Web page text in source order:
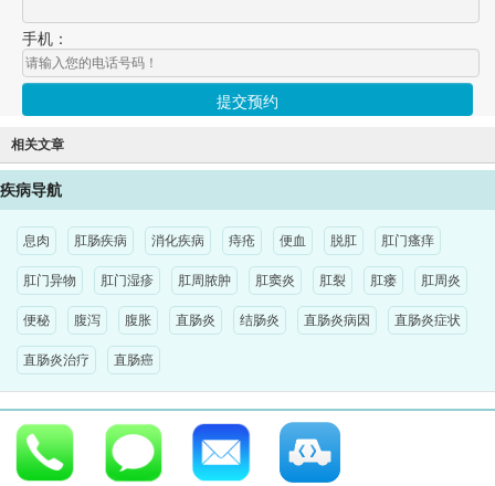
手机：
相关文章
疾病导航
息肉 肛肠疾病 消化疾病 痔疮 便血 脱肛 肛门瘙痒
肛门异物 肛门湿疹 肛周脓肿 肛窦炎 肛裂 肛瘘 肛周炎
便秘 腹泻 腹胀 直肠炎 结肠炎 直肠炎病因 直肠炎症状
直肠炎治疗 直肠癌